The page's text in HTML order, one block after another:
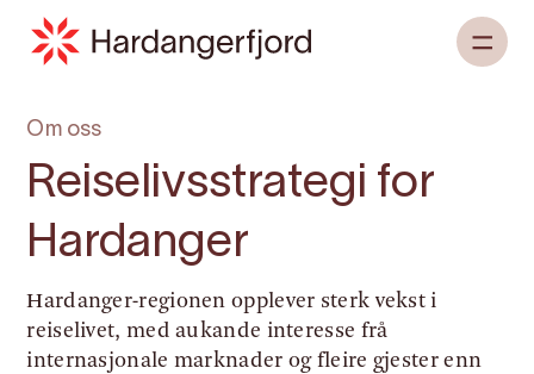
Om oss
Reiselivsstrategi for
Hardanger
Hardanger-regionen opplever sterk vekst i
reiselivet, med aukande interesse frå
internasjonale marknader og fleire gjester enn